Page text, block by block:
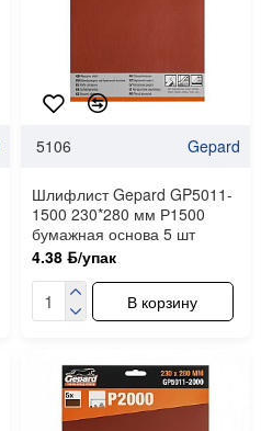
5106 Gepard
Шлифлист Gepard GP5011-
1500 230*280 мм Р1500
бумажная основа 5 шт
4.38 ƃ/упак
В корзину